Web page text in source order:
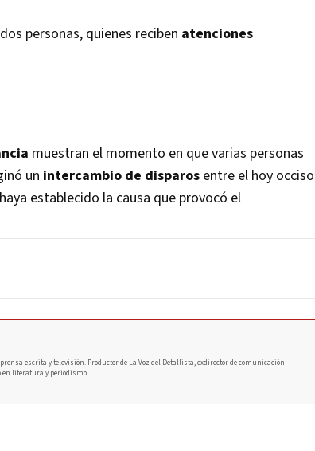
personas, quienes reciben atenciones
muestran el momento en que varias personas
un intercambio de disparos entre el hoy occiso
establecido la causa que provocó el
escrita y televisión. Productor de La Voz del Detallista, exdirector de comunicación
literatura y periodismo.